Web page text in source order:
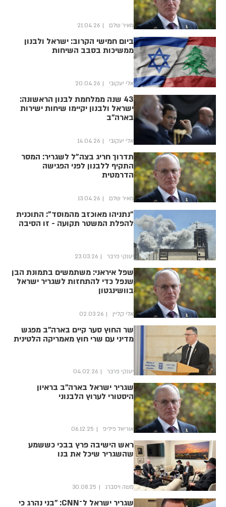
מאיר שלם 21.04.26
ביום חמישי הקרוב: ישראל ולבנון
ממשיכות בסבב השיחות
אלי יעקובי 20.04.26
43 שנה ממלחמת לבנון הראשונה:
ישראל ולבנון יקיימו שיחות ישירות
בארה"ב
אלי יעקובי 14.04.26
תדרוך חריג בצה"ל לשגריר: המסר
התקיף ללבנון לפני הפגישה
הדרמטית
מאיר שלם 13.04.26
"נתניהו מאוכזב מהמוסד": התוכנית
להפלת המשטר תקועה - זו הסיבה
יענקי פרבר 23.03.26
שפל איראני: משתמשים בתמונת הבן
שנפל כדי להתחזות לשגריר ישראל
בוושינגטון
אלי קליין 02.03.26
שר החוץ סער קיים בארה"ב מפגש
מדיני עם שרי חוץ מאמריקה הלטינית
יענקי פרבר 04.02.26
שגריר ישראל בארה"ב בראיון
היסטורי לערוץ הלבנוני
אוריאל פיליפ 06.12.25
ראש הישיבה פרץ בבכי כששמע
שהשגריר שיכל את בנו
משה ויסברג 30.08.25
שגריר ישראל ל־CNN: "בני נהרג כי